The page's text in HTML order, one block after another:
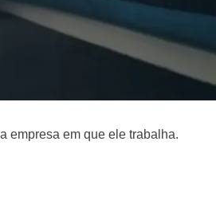
empresa em que ele trabalha.